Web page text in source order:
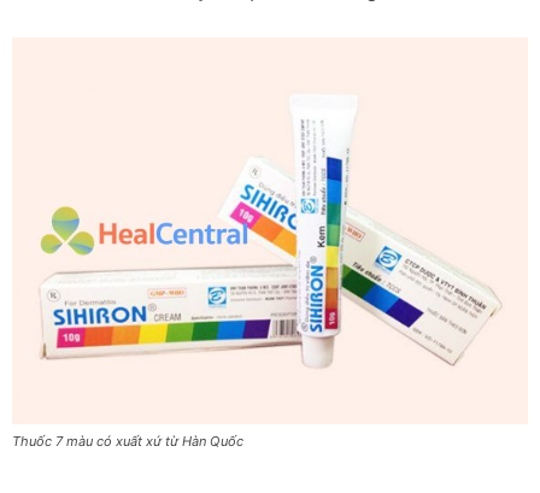
Thuốc 7 màu có xuất xứ từ Hàn Quốc